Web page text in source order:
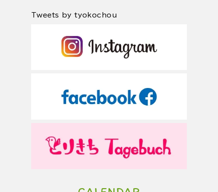
Tweets by tyokochou